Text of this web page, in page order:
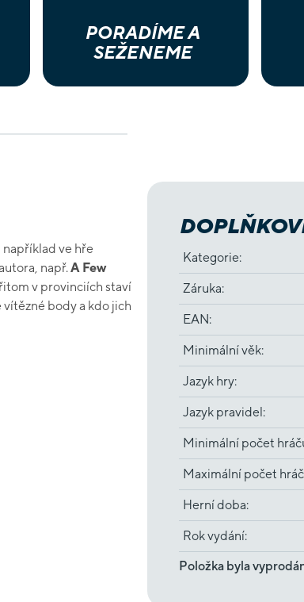
PORADÍME A
SEŽENEME
ve hře
např.A Few
v provinciích staví
body a kdo jich
Kategorie:
Záruka:
EAN:
Minimální věk:
Jazyk hry:
Jazyk pravidel:
Minimální počet
Maximální počet
Herní doba:
Rok vydání:
Položka byla